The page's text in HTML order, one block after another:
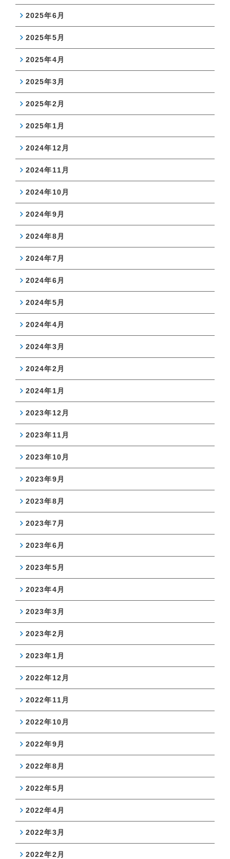
2025年6月
2025年5月
2025年4月
2025年3月
2025年2月
2025年1月
2024年12月
2024年11月
2024年10月
2024年9月
2024年8月
2024年7月
2024年6月
2024年5月
2024年4月
2024年3月
2024年2月
2024年1月
2023年12月
2023年11月
2023年10月
2023年9月
2023年8月
2023年7月
2023年6月
2023年5月
2023年4月
2023年3月
2023年2月
2023年1月
2022年12月
2022年11月
2022年10月
2022年9月
2022年8月
2022年5月
2022年4月
2022年3月
2022年2月